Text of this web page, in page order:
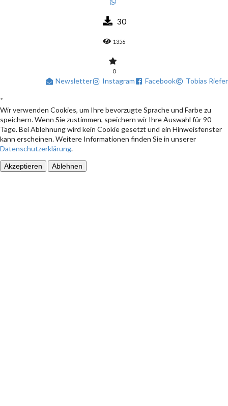
30
1356
0
Newsletter Instagram Facebook Tobias Riefer
*
Wir verwenden Cookies, um Ihre bevorzugte Sprache und Farbe zu
speichern. Wenn Sie zustimmen, speichern wir Ihre Auswahl für 90
Tage. Bei Ablehnung wird kein Cookie gesetzt und ein Hinweisfenster
kann erscheinen. Weitere Informationen finden Sie in unserer
Datenschutzerklärung.
Akzeptieren Ablehnen